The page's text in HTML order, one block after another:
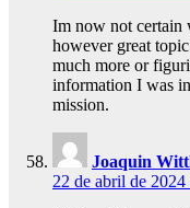
Im now not certain
however great
much more or
information I was
mission.
Joaquin
22 de abril de 2024